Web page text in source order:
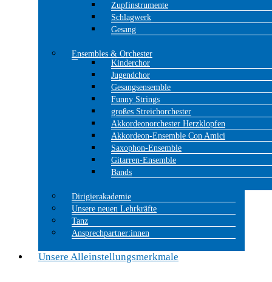
Zupfinstrumente
Schlagwerk
Gesang
Ensembles & Orchester
Kinderchor
Jugendchor
Gesangsensemble
Funny Strings
großes Streichorchester
Akkordeonorchester Herzklopfen
Akkordeon-Ensemble Con Amici
Saxophon-Ensemble
Gitarren-Ensemble
Bands
Dirigierakademie
Unsere neuen Lehrkräfte
Tanz
Ansprechpartner:innen
Unsere Alleinstellungsmerkmale